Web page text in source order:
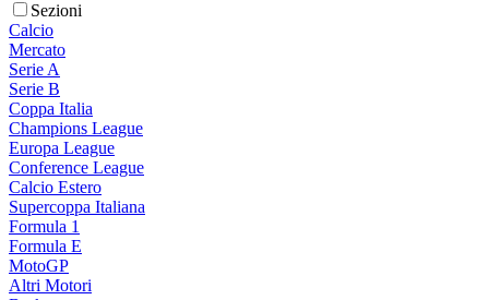
Sezioni
Calcio
Mercato
Serie A
Serie B
Coppa Italia
Champions League
Europa League
Conference League
Calcio Estero
Supercoppa Italiana
Formula 1
Formula E
MotoGP
Altri Motori